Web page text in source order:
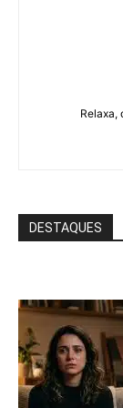
Relaxa,
DESTAQUES